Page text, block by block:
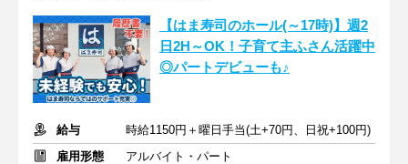
【はま寿司のホール(～17時)】週2
日2H～OK！子育て主ふさん活躍中
◎パートデビューも♪
給与
時給1150円＋曜日手当(土+70円、日祝+100円)
雇用形態
アルバイト・パート